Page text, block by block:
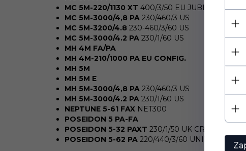
MC 5M-220/1130 XT 400/3/50 EU JUBILEE
MC 5M-3000/4,8 PA 230/460/3 US
MC 5M-3200/4.8 230-460/3/60 US
MC 5M-3000/4.2 PA 230/1/60 US
MH 4M FA/PA
MH 4M-210/1000 PA EU CONFIG.
MH 5M
MH 5M E
MH 5M-3000/4,8 PA 230/460/3 US
MH 5M-3000/4.2 PA 230/1/60 US
NEPTUNE 5-61 FAX NET300
POSEIDON 5 PA-FA
POSEIDON 5-32 PAXT 230/1/50 UK CRANES
POSEIDON 5-62 PA 220/440/3/60 UNITOR